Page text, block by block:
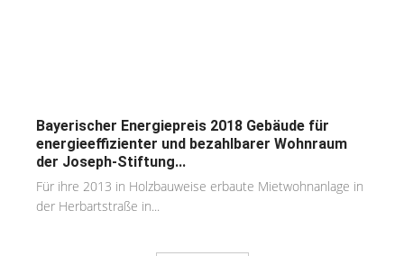
Bayerischer Energiepreis 2018 Gebäude für
energieeffizienter und bezahlbarer Wohnraum
der Joseph-Stiftung...
Für ihre 2013 in Holzbauweise erbaute Mietwohnanlage in
der Herbartstraße in...